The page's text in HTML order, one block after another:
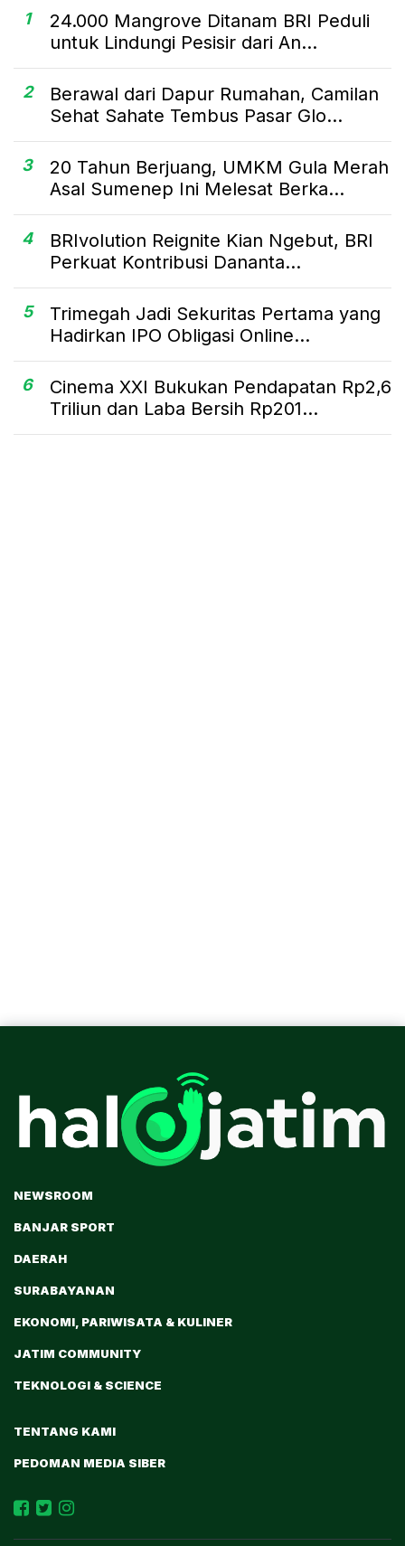
1
24.000 Mangrove Ditanam BRI Peduli
untuk Lindungi Pesisir dari An...
2
Berawal dari Dapur Rumahan, Camilan
Sehat Sahate Tembus Pasar Glo...
3
20 Tahun Berjuang, UMKM Gula Merah
Asal Sumenep Ini Melesat Berka...
4
BRIvolution Reignite Kian Ngebut, BRI
Perkuat Kontribusi Dananta...
5
Trimegah Jadi Sekuritas Pertama yang
Hadirkan IPO Obligasi Online...
6
Cinema XXI Bukukan Pendapatan Rp2,6
Triliun dan Laba Bersih Rp201...
NEWSROOM
BANJAR SPORT
DAERAH
SURABAYANAN
EKONOMI, PARIWISATA & KULINER
JATIM COMMUNITY
TEKNOLOGI & SCIENCE
TENTANG KAMI
PEDOMAN MEDIA SIBER